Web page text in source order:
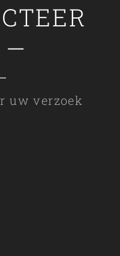
—
uw verzoek